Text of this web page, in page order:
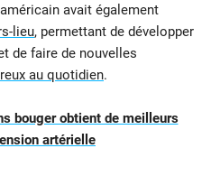
avait également
lieu, permettant de développer
de faire de nouvelles
au quotidien.
bouger obtient de meilleurs
artérielle